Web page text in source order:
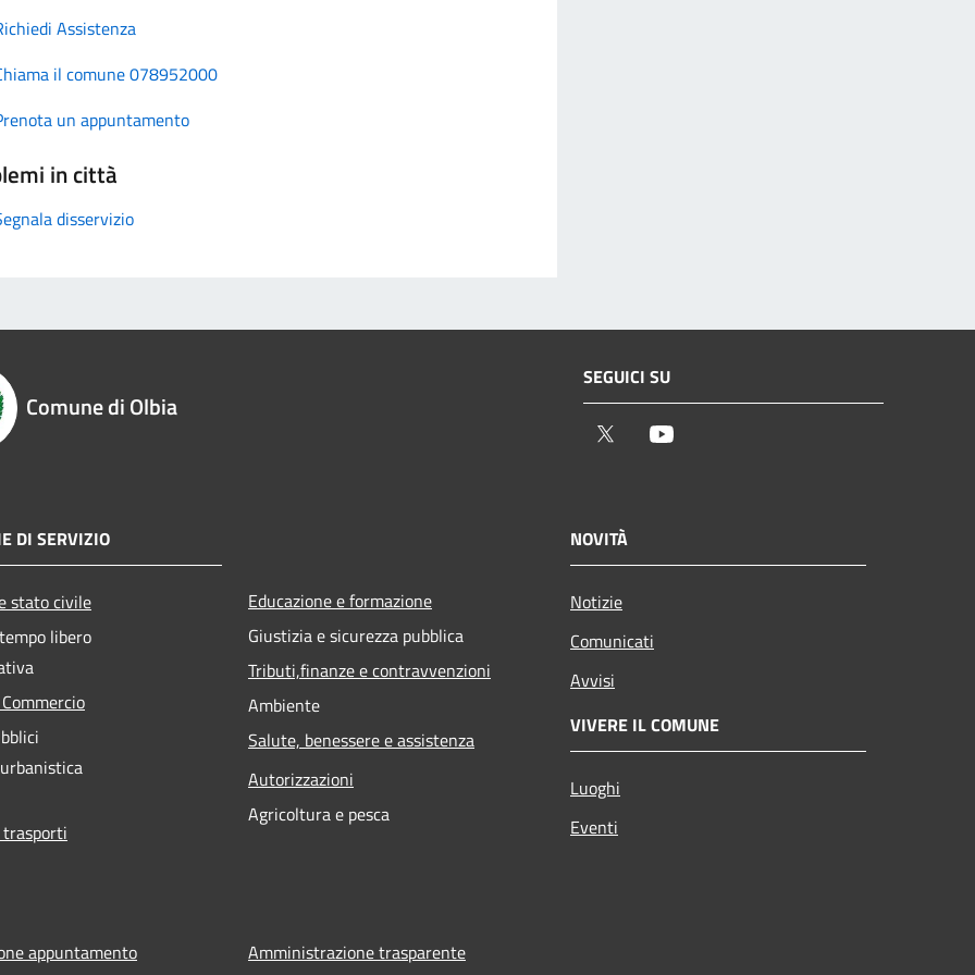
Assistenza
il comune 078952000
un appuntamento
in città
disservizio
Comune di Olbia
SEGUICI SU
Twitter
DI SERVIZIO
stato civile
libero
Educazione e formazione
Giustizia e sicurezza pubblica
Tributi,finanze e contravvenzioni
Ambiente
Salute, benessere e assistenza
Autorizzazioni
Agricoltura e pesca
NOVITÀ
Notizie
Comunicati
Avvisi
VIVERE IL COMUNE
Luoghi
Eventi
appuntamento Amministrazione trasparente